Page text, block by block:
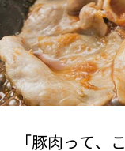
「豚肉って、